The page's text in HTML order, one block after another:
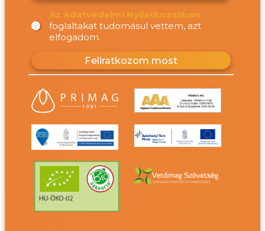
Az Adatvédelmi Nyilatkozatban
foglaltakat tudomásul vettem, azt
elfogadom.
Feliratkozom most